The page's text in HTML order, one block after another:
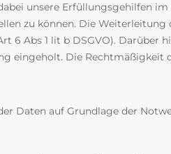
unsere Erfüllungsgehilfen
zu können. Die
6 Abs 1 lit b DSGVO).
eingeholt. Die
Daten auf Grundlage der